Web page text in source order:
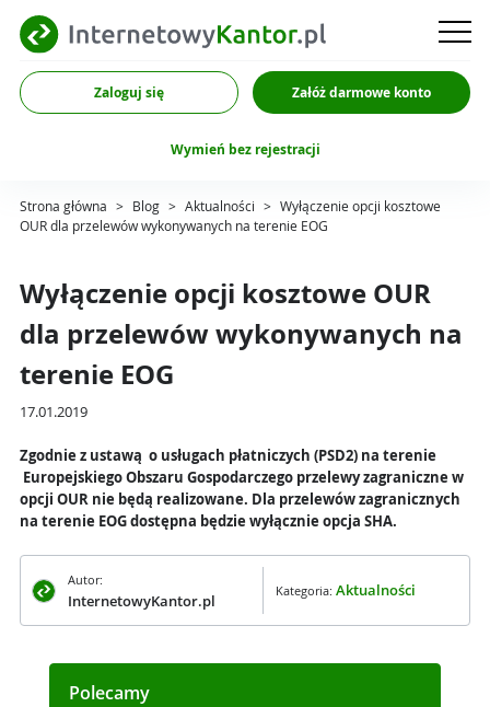
Zaloguj się Załóż darmowe konto
Wymień bez rejestracji
Strona główna > Blog > Aktualności > Wyłączenie opcji kosztowe
OUR dla przelewów wykonywanych na terenie EOG
Wyłączenie opcji kosztowe OUR
dla przelewów wykonywanych na
terenie EOG
17.01.2019
Zgodnie z ustawą o usługach płatniczych (PSD2) na terenie
Europejskiego Obszaru Gospodarczego przelewy zagraniczne w
opcji OUR nie będą realizowane. Dla przelewów zagranicznych
na terenie EOG dostępna będzie wyłącznie opcja SHA.
Autor:
InternetowyKantor.pl
Kategoria: Aktualności
Polecamy